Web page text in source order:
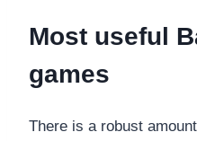
Most useful
games
There is a robust